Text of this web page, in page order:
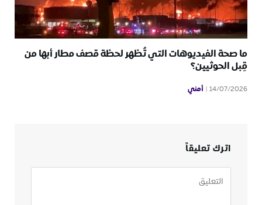
ما صحة الفيديوهات التي تُظهر لحظة قصف مطار أبها من
قِبل الحوثيين؟
14/07/2026 أمني
اترك تعليقاً